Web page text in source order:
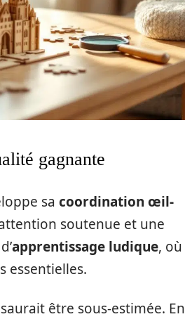
gagnante
sa coordination œil-
soutenue et une
apprentissage ludique, où
essentielles.
être sous-estimée. En